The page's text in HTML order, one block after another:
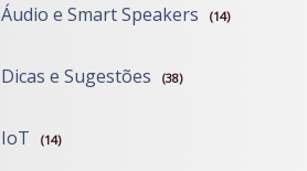
Áudio e Smart Speakers (14)
Dicas e Sugestões (38)
IoT (14)